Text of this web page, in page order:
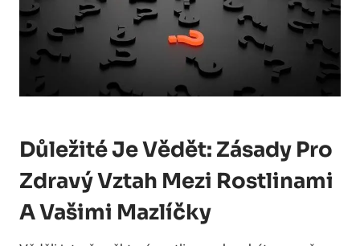
Důležité Je Vědět: Zásady Pro
Zdravý Vztah Mezi Rostlinami
A Vašimi Mazlíčky